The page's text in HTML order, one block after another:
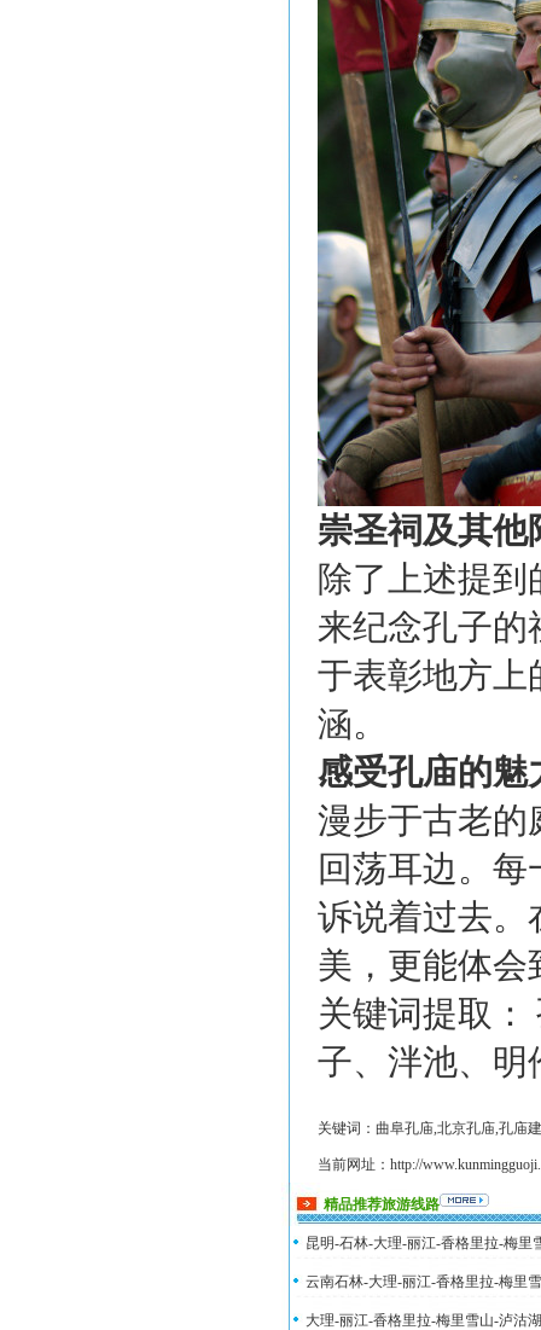
崇圣祠及其他
除了上述提
来纪念孔子的
于表彰地方上
涵。
感受孔庙的魅
漫步于古老的
回荡耳边。
诉说着过去。
美，更能体会
关键词提取：
子、泮池、明
关键词：曲阜孔庙,北京孔庙,孔庙
当前网址：http://
精品推荐旅游线路
昆明-石林-大理-丽江-香格里拉-梅里
云南石林-大理-丽江-香格里拉-梅里
大理-丽江-香格里拉-梅里雪山-泸沽